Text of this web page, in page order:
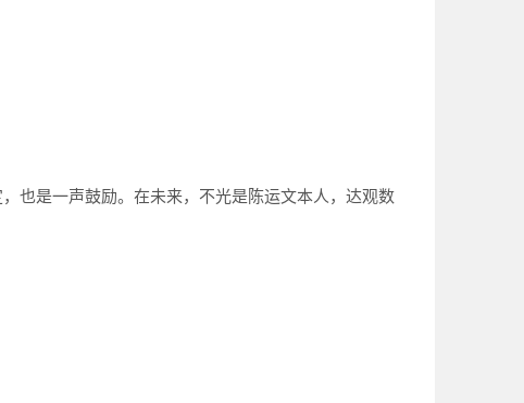
也是一声鼓励。在未来，不光是陈运文本人，达观数